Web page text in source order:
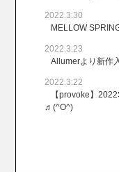
2022.3.30
MELLOW
2022.3.23
Allumerより新作
2022.3.22
【provoke】
♬(^O^)